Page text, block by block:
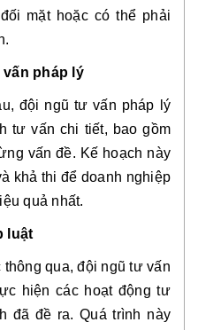
mặt hoặc có thể phải
pháp lý
đội ngũ tư vấn pháp lý
tư vấn chi tiết, bao gồm
vấn đề. Kế hoạch này
khả thi để doanh nghiệp
quả nhất.
luật
qua, đội ngũ tư vấn
hiện các hoạt động tư
đã đề ra. Quá trình này